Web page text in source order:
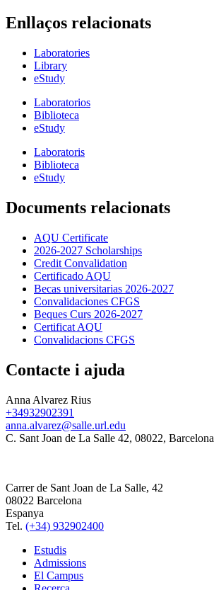
Enllaços relacionats
Laboratories
Library
eStudy
Laboratorios
Biblioteca
eStudy
Laboratoris
Biblioteca
eStudy
Documents relacionats
AQU Certificate
2026-2027 Scholarships
Credit Convalidation
Certificado AQU
Becas universitarias 2026-2027
Convalidaciones CFGS
Beques Curs 2026-2027
Certificat AQU
Convalidacions CFGS
Contacte i ajuda
Anna Alvarez Rius
+34932902391
anna.alvarez@salle.url.edu
C. Sant Joan de La Salle 42, 08022, Barcelona
Carrer de Sant Joan de La Salle, 42
08022 Barcelona
Espanya
Tel. (+34) 932902400
Estudis
Admissions
El Campus